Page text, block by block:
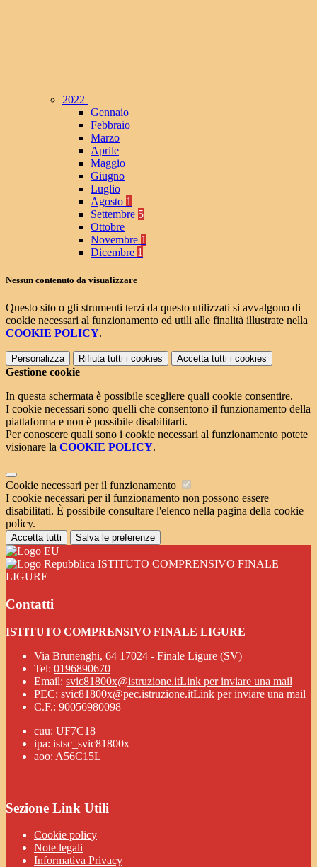
2022
Gennaio
Febbraio
Marzo
Aprile
Maggio
Giugno
Luglio
Agosto 1
Settembre 5
Ottobre
Novembre 1
Dicembre 1
Nessun contenuto da visualizzare
Questo sito o gli strumenti terzi da questo utilizzati si avvalgono di
cookie necessari al funzionamento ed utili alle finalità illustrate nella
COOKIE POLICY.
Personalizza Rifiuta tutti i cookies Accetta tutti i cookies
Gestione cookie
In questa schermata è possibile scegliere quali cookie consentire.
I cookie necessari sono quelli che consentono il funzionamento della
piattaforma e non è possibile disabilitarli.
Per conoscere quali sono i cookie necessari al funzionamento potete
visionare la COOKIE POLICY.
Cookie necessari per il funzionamento
I cookie necessari per il funzionamento non possono essere
disabilitati. È possibile consultare l'elenco nella pagina della cookie
policy.
Accetta tutti Salva le preferenze
ISTITUTO COMPRENSIVO FINALE
LIGURE
Contatti
ISTITUTO COMPRENSIVO FINALE LIGURE
Via Brunenghi, 64 17024 - Finale Ligure (SV)
Tel: 0196890670
Email: svic81800x@istruzione.itLink per inviare una mail
PEC: svic81800x@pec.istruzione.itLink per inviare una mail
C.F.: 90056980098
cuu: UF7C18
ipa: istsc_svic81800x
aoo: A56C15L
Sezione Link Utili
Cookie policy
Note legali
Informativa Privacy